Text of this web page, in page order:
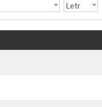
Letr